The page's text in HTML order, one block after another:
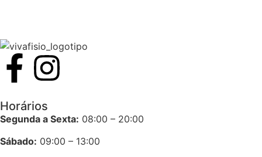
Horários
Segunda a Sexta: 08:00 – 20:00
Sábado: 09:00 – 13:00